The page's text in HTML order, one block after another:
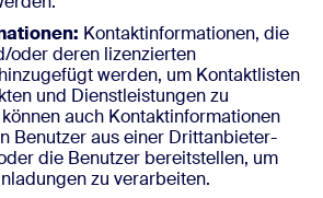
Kontaktinformationen, die
oder deren lizenzierten
werden, um Kontaktlisten
und Dienstleistungen zu
auch Kontaktinformationen
Benutzer aus einer Drittanbieter-
die Benutzer bereitstellen, um
zu verarbeiten.